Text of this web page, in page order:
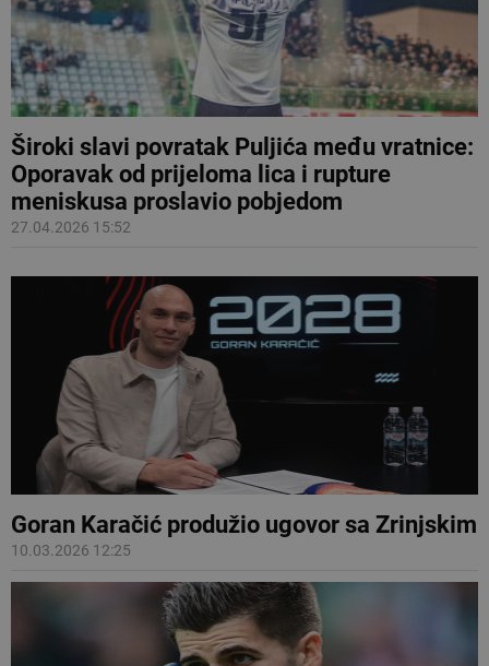
Široki slavi povratak Puljića među vratnice:
Oporavak od prijeloma lica i rupture
meniskusa proslavio pobjedom
27.04.2026 15:52
Goran Karačić produžio ugovor sa Zrinjskim
10.03.2026 12:25